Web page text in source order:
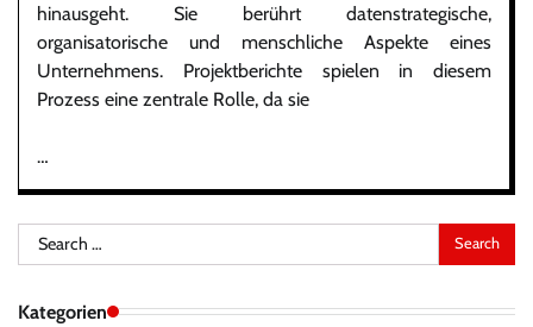
hinausgeht. Sie berührt datenstrategische,
organisatorische und menschliche Aspekte eines
Unternehmens. Projektberichte spielen in diesem
Prozess eine zentrale Rolle, da sie
…
Search
for:
Kategorien